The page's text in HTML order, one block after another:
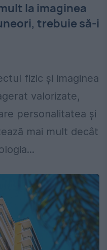
la imaginea
trebuie să-i
fizic și imaginea
valorizate,
personalitatea și
mai mult decât